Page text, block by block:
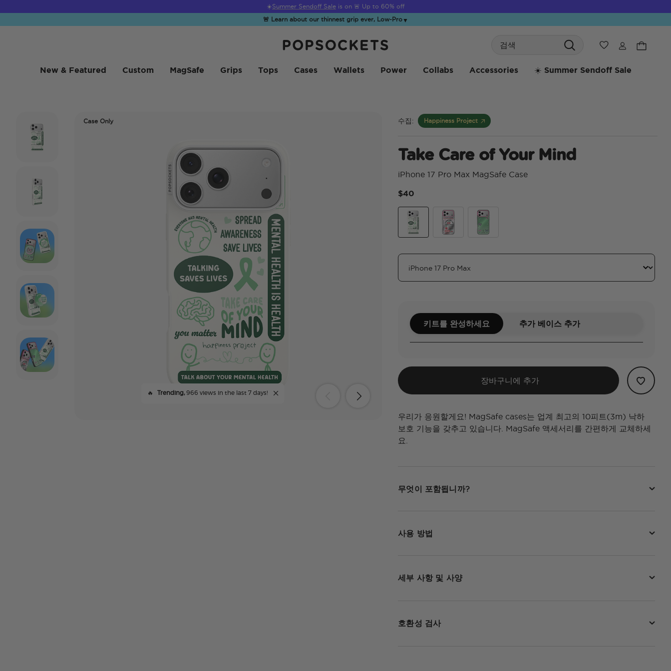
☀️Summer Sendoff Sale is on 🚨 Up to 60% off
🚨 Learn about our thinnest grip ever, Low-Pro▼
위시리스트
New & Featured Custom MagSafe Grips Tops Cases Wallets Power Collabs Accessories ☀️ Summer Sendoff Sale
Case Only
🔥 Trending,966 views in the last 7 days!
수집: Happiness Project
Take Care of Your Mind
iPhone 17 Pro Max MagSafe Case
$40
키트를 완성하세요 추가 베이스 추가
장바구니에 추가
우리가 응원할게요! MagSafe cases는 업계 최고의 10피트(3m) 낙하
보호 기능을 갖추고 있습니다. MagSafe 액세서리를 간편하게 교체하세
요.
무엇이 포함됩니까?
사용 방법
세부 사항 및 사양
호환성 검사